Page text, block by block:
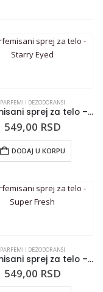
PARFEMI I DEZODORANSI
Parfemisani sprej za telo – Starry Eyed
549,00 RSD
DODAJ U KORPU
PARFEMI I DEZODORANSI
Parfemisani sprej za telo – Super Fresh
549,00 RSD